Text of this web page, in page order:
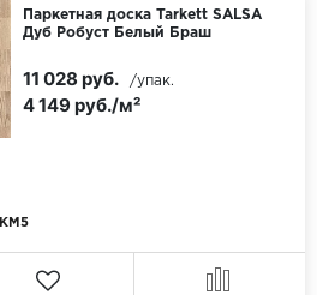
SPC Kronostep
Tulesna
Паркетная доска Tarkett SALSA
Дуб Робуст Белый Браш
КМ5
4 149 руб./м²
11 028 руб. /упак.